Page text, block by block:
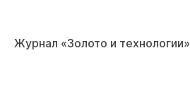
Журнал «Золото и технологии»